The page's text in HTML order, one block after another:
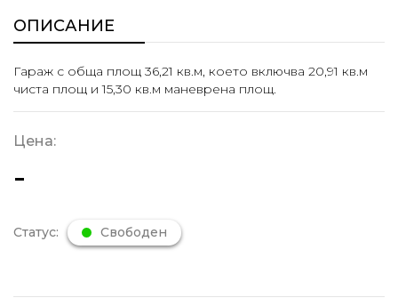
ОПИСАНИЕ
Гараж с обща площ 36,21 кв.м, което включва 20,91 кв.м
чиста площ и 15,30 кв.м маневрена площ.
Цена:
-
Статус: Свободен